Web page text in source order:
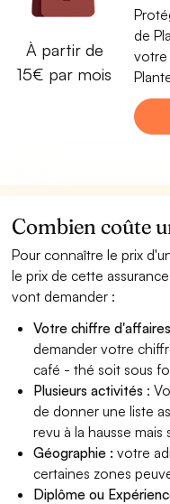
À partir de
15€ par mois
de
votre
Combien coûte
Pour connaître le prix
le prix de cette
vont demander :
Votre chiffre d'affaires
demander votre
café - thé soit sous
Plusieurs activités :
de donner une liste
revu à la hausse
Géographie :votre
certaines zones
Diplôme ou